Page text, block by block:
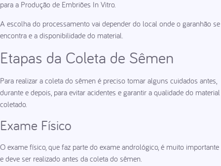
para a Produção de Embriões In Vitro.
A escolha do processamento vai depender do local onde o garanhão se
encontra e a disponibilidade do material.
Etapas da Coleta de Sêmen
Para realizar a coleta do sêmen é preciso tomar alguns cuidados antes,
durante e depois, para evitar acidentes e garantir a qualidade do material
coletado.
Exame Físico
O exame físico, que faz parte do exame andrológico, é muito importante
e deve ser realizado antes da coleta do sêmen.